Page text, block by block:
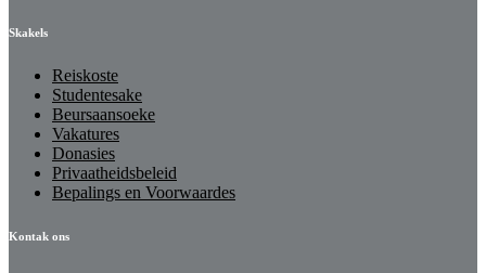
Skakels
Reiskoste
Studentesake
Beursaansoeke
Vakatures
Donasies
Privaatheidsbeleid
Bepalings en Voorwaardes
Kontak ons